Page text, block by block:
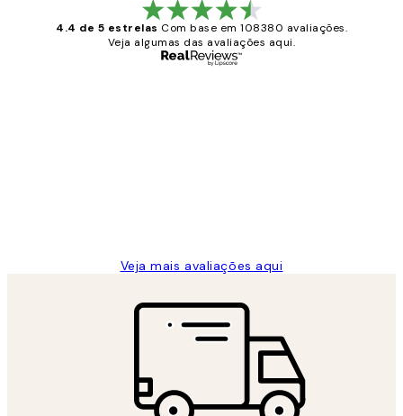
4.4 de 5 estrelas Com base em 108380 avaliações.
Veja algumas das avaliações aqui.
Veja mais avaliações aqui